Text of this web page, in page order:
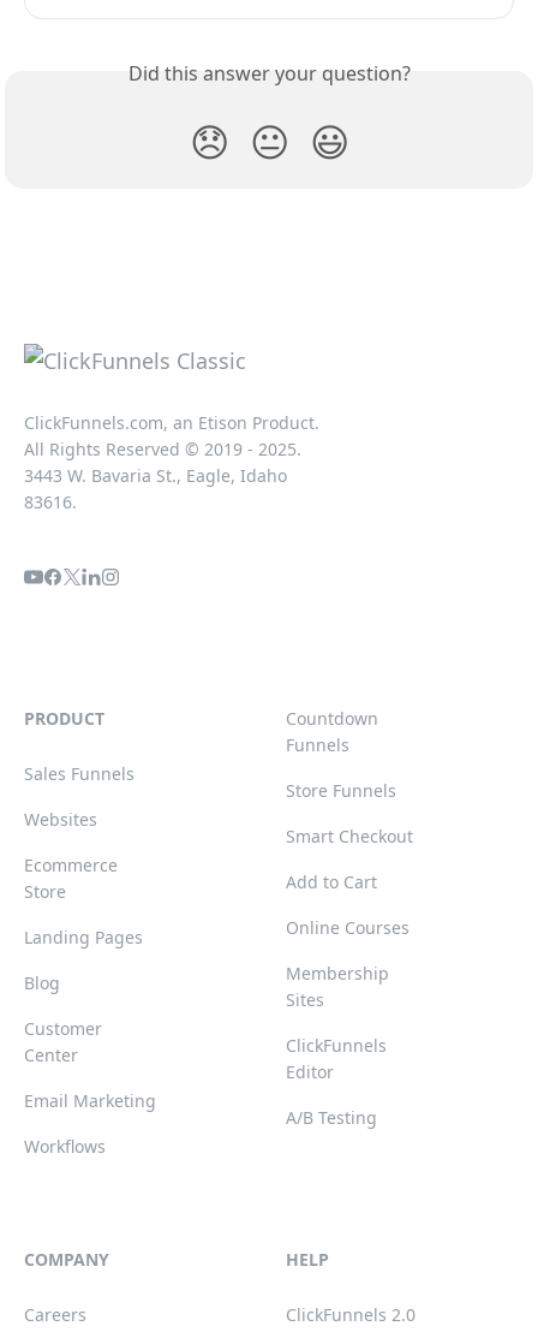
Did this answer your question?
😞 😐 😃
ClickFunnels.com, an Etison Product.
All Rights Reserved © 2019 - 2025.
3443 W. Bavaria St., Eagle, Idaho
83616.
PRODUCT
Sales Funnels
Websites
Ecommerce
Store
Landing Pages
Blog
Customer
Center
Email Marketing
Workflows
Countdown
Funnels
Store Funnels
Smart Checkout
Add to Cart
Online Courses
Membership
Sites
ClickFunnels
Editor
A/B Testing
COMPANY
Careers
HELP
ClickFunnels 2.0